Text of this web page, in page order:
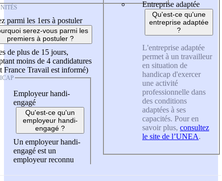
parmi les 1ers à postuler
serez-vous parmi les
premiers à postuler ?
de plus de 15 jours,
moins de 4 candidatures
France Travail est informé)
Employeur handi-
engagé
Qu'est-ce qu'un
employeur handi-
engagé ?
Un employeur handi-
engagé est un
employeur reconnu
Entreprise adaptée
Qu'est-ce qu'une
entreprise adaptée
?
L'entreprise adaptée
permet à un travailleur
en situation de
handicap d'exercer
une activité
professionnelle dans
des conditions
adaptées à ses
capacités. Pour en
savoir plus, consultez
le site de l’UNEA.